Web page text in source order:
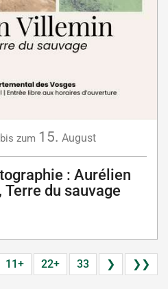
bis zum 15. August
: Aurélien
du sauvage
11+ 22+ 33 ❯ ❯❯